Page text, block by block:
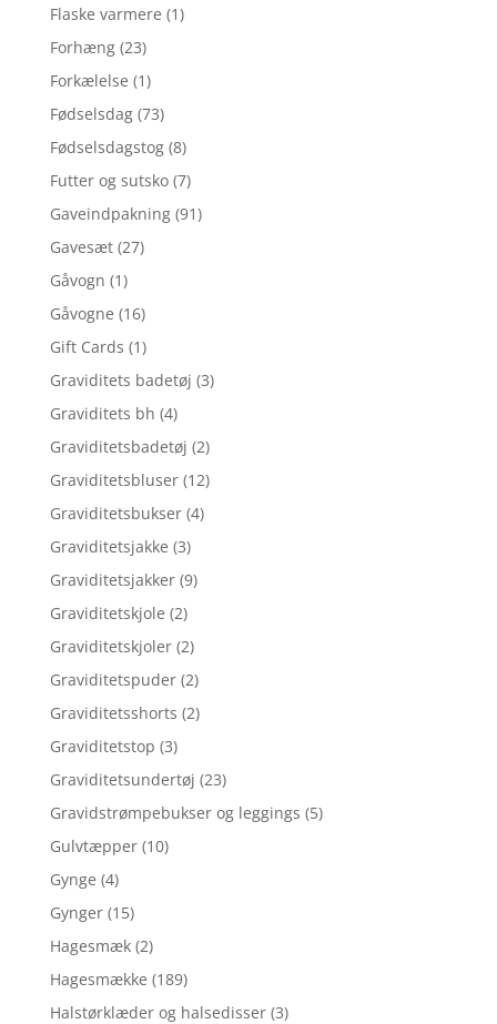
Flaske varmere (1)
Forhæng (23)
Forkælelse (1)
Fødselsdag (73)
Fødselsdagstog (8)
Futter og sutsko (7)
Gaveindpakning (91)
Gavesæt (27)
Gåvogn (1)
Gåvogne (16)
Gift Cards (1)
Graviditets badetøj (3)
Graviditets bh (4)
Graviditetsbadetøj (2)
Graviditetsbluser (12)
Graviditetsbukser (4)
Graviditetsjakke (3)
Graviditetsjakker (9)
Graviditetskjole (2)
Graviditetskjoler (2)
Graviditetspuder (2)
Graviditetsshorts (2)
Graviditetstop (3)
Graviditetsundertøj (23)
Gravidstrømpebukser og leggings (5)
Gulvtæpper (10)
Gynge (4)
Gynger (15)
Hagesmæk (2)
Hagesmække (189)
Halstørklæder og halsedisser (3)